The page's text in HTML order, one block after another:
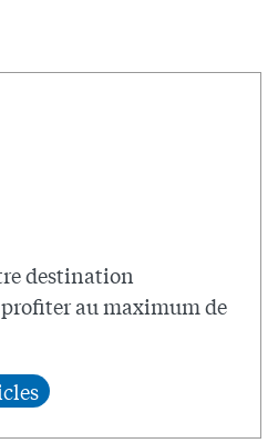
destination
au maximum de